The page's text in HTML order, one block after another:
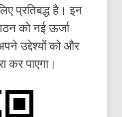
प्रतिबद्ध है। इन
को नई ऊर्जा
उद्देश्यों को और
कर पाएगा।